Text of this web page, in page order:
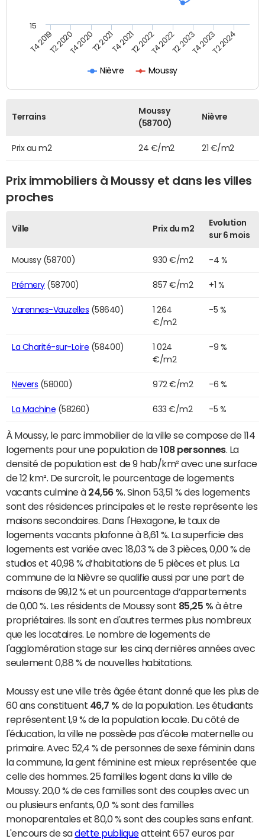
Nièvre Moussy
T4 2019T2 2020T4 2020T2 2021T4 2021T2 2022T4 2022T2 2023T4 2023T2 2024
15
Terrains
Moussy
(58700)
Nièvre
Prix au m2 24 €/m2 21 €/m2
Prix immobiliers à Moussy et dans les villes
proches
Ville Prix du m2
Evolution
sur 6 mois
Moussy (58700) 930 €/m2 -4 %
Prémery(58700) 857 €/m2 +1 %
Varennes-Vauzelles (58640)
1 264
€/m2
-5 %
La Charité-sur-Loire (58400)
1 024
€/m2
-9 %
Nevers (58000) 972 €/m2 -6 %
La Machine (58260) 633 €/m2 -5 %
À Moussy, le parc immobilier de la ville se compose de 114
logements pour une population de108 personnes. La
densité de population est de 9 hab/km² avec une surface
de 12 km². De surcroît, le pourcentage de logements
vacants culmine à 24,56 % . Sinon 53,51 % des logements
sont des résidences principales et le reste représente les
maisons secondaires. Dans l'Hexagone, le taux de
logements vacants plafonne à 8,61 %. La superficie des
logements est variée avec 18,03 % de 3 pièces, 0,00 % de
studios et 40,98 % d’habitations de 5 pièces et plus. La
commune de la Nièvre se qualifie aussi par une part de
maisons de 99,12 % et un pourcentage d’appartements
de 0,00 %. Les résidents de Moussy sont 85,25 % à être
propriétaires. Ils sont en d'autres termes plus nombreux
que les locataires. Le nombre de logements de
l'agglomération stage sur les cinq dernières années avec
seulement 0,88 % de nouvelles habitations.
Moussy est une ville très âgée étant donné que les plus de
60 ans constituent 46,7 % de la population. Les étudiants
représentent 1,9 % de la population locale. Du côté de
l'éducation, la ville ne possède pas d'école maternelle ou
primaire. Avec 52,4 % de personnes de sexe féminin dans
la commune, la gent féminine est mieux représentée que
celle des hommes. 25 familles logent dans la ville de
Moussy. 20,0 % de ces familles sont des couples avec un
ou plusieurs enfants, 0,0 % sont des familles
monoparentales et 80,0 % sont des couples sans enfant.
L'encours de sadette publiqueatteint 657 euros par